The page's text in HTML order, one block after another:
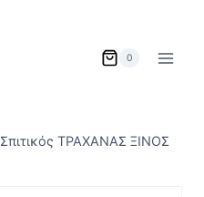
0
Σπιτικός ΤΡΑΧΑΝΑΣ ΞΙΝΟΣ